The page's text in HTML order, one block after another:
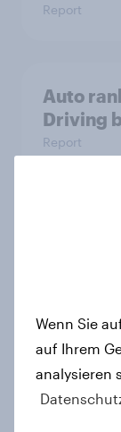
Report
Auto
Driving
Report
Vom
Mehr
2026
Wenn Sie
auf Ihrem
analysieren